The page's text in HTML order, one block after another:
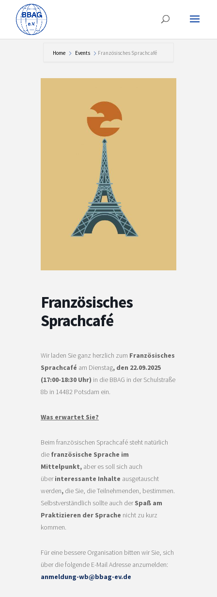
Home Events Französisches Sprachcafé
Französisches
Sprachcafé
Wir laden Sie ganz herzlich zum Französisches
Sprachcafé am Dienstag, den 22.09.2025
(17:00-18:30 Uhr) in die BBAG in der Schulstraße
8b in 14482 Potsdam ein.
Was erwartet Sie?
Beim französischen Sprachcafé steht natürlich
die französische Sprache im
Mittelpunkt, aber es soll sich auch
überinteressante Inhalte ausgetauscht
werden, die Sie, die Teilnehmenden, bestimmen.
Selbstverständlich sollte auch derSpaß am
Praktizieren der Sprache nicht zu kurz
kommen.
Für eine bessere Organisation bitten wir Sie, sich
über die folgende E-Mail Adresse anzumelden:
anmeldung-wb@bbag-ev.de